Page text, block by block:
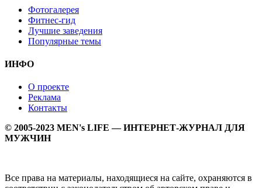
Фотогалерея
Фитнес-гид
Лучшие заведения
Популярные темы
ИНФО
О проекте
Реклама
Контакты
© 2005-2023 MEN's LIFE — ИНТЕРНЕТ-ЖУРНАЛ ДЛЯ
МУЖЧИН
Все права на материалы, находящиеся на сайте, охраняются в